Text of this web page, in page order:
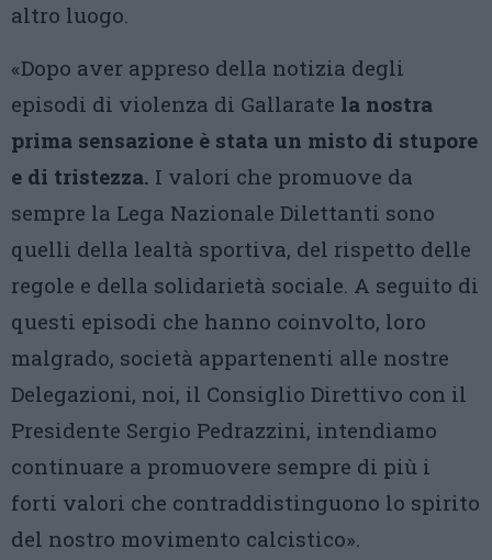
altro luogo.
«Dopo aver appreso della notizia degli
episodi di violenza di Gallarate la nostra
prima sensazione è stata un misto di stupore
e di tristezza. I valori che promuove da
sempre la Lega Nazionale Dilettanti sono
quelli della lealtà sportiva, del rispetto delle
regole e della solidarietà sociale. A seguito di
questi episodi che hanno coinvolto, loro
malgrado, società appartenenti alle nostre
Delegazioni, noi, il Consiglio Direttivo con il
Presidente Sergio Pedrazzini, intendiamo
continuare a promuovere sempre di più i
forti valori che contraddistinguono lo spirito
del nostro movimento calcistico».